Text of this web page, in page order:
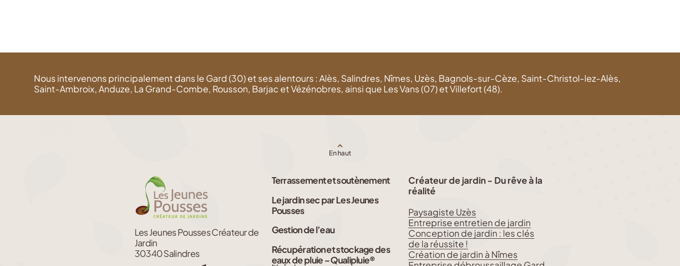
Nous intervenons principalement dans le Gard (30) et ses alentours : Alès, Salindres, Nîmes, Uzès, Bagnols-sur-Cèze, Saint-Christol-lez-Alès,
Saint-Ambroix, Anduze, La Grand-Combe, Rousson, Barjac et Vézénobres, ainsi que Les Vans (07) et Villefort (48).
En haut
Les Jeunes Pousses Créateur de
Jardin
30340 Salindres
Terrassement et soutènement
Le jardin sec par Les Jeunes
Pousses
Gestion de l’eau
Récupération et stockage des
eaux de pluie – Qualipluie®
Créateur de jardin - Du rêve à la
réalité
Paysagiste Uzès
Entreprise entretien de jardin
Conception de jardin : les clés
de la réussite !
Création de jardin à Nîmes